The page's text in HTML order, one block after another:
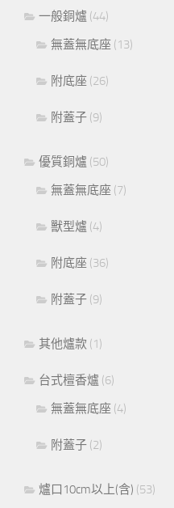
一般銅爐 (44)
無蓋無底座 (13)
附底座 (26)
附蓋子 (9)
優質銅爐 (50)
無蓋無底座 (7)
獸型爐 (4)
附底座 (36)
附蓋子 (9)
其他爐款 (1)
台式檀香爐 (6)
無蓋無底座 (4)
附蓋子 (2)
爐口10cm以上(含) (53)